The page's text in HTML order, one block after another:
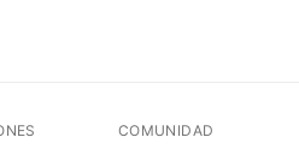
COMUNIDAD